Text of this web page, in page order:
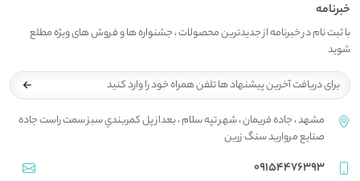
خبرنامه
با ثبت نام در خبرنامه از جدیدترین محصولات ، جشنواره ها و فروش های ویژه مطلع
شوید
مشهد ، جاده فريمان ، شهر تپه سلام ، بعداز پل کمربندي سبز سمت راست جاده
صنايع مرواريد سنگ زرين
09154476393